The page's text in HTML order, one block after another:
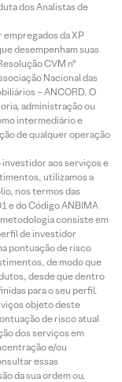
dos Analistas de
da XP
desempenham suas
CVM nº
Nacional das
– ANCORD. O
administração ou
intermediário e
de qualquer operação
investidor aos serviços e
utilizamos a
nos termos das
e do Código ANBIMA
consiste em
de investidor
pontuação de risco
de modo que
desde que dentro
para o seu perfil.
objeto deste
de risco atual
dos serviços em
e/ou
essas
da sua ordem ou,